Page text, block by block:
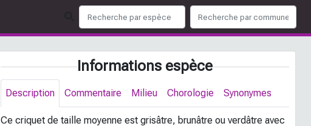
Informations espèce
Description Commentaire Milieu Chorologie Synonymes
Ce criquet de taille moyenne est grisâtre, brunâtre ou verdâtre avec